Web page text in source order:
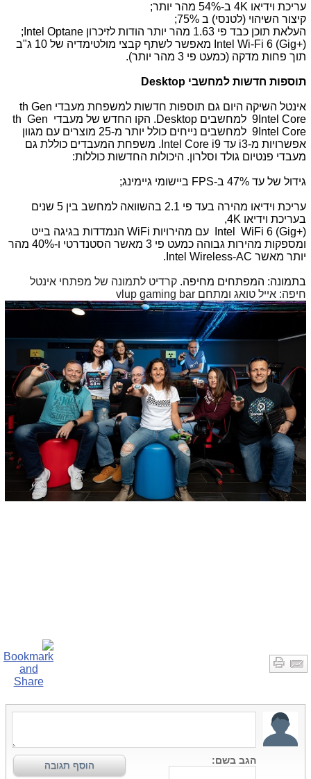
עריכת וידיאו 4K ב-54% מהר יותר
;
קיצור השיהוי (לטנסי) ב 75%
;
העלאת תוכן כבד פי 1.63 מהר יותר הודות לזיכרון
;Intel Optane
Intel Wi-Fi 6 (Gig+)
מאפשר לשתף קבצי מולטימדיה של 10 ג"ב
תוך פחות מדקה (כמעט פי 3 מהר יותר).
תוספות חדשות למחשבי Desktop
אינטל השיקה היום גם תוספות חדשות למשפחת מעבדי th Gen
Intel Core 9 למחשבים Desktop. הקו החדש של מעבדי th Gen
Intel Core
9 למחשבים נייחים כולל יותר מ-25 מוצרים עם מגוון
אפשרויות מ-i3 עד Intel Core i9 . משפחת המעבדים כוללת גם
מעבדי פנטיום גולד וסלרון. היכולות החדשות כוללות:
גידול של עד 47% ב- FPS ביישומי גיימינג;
עריכת וידיאו מהירה בעד פי 2.1 בהשוואה למחשב בין 5 שנים
בעריכת וידיאו 4K,
Intel WiFi 6 (Gig+)
עם מהירויות WiFi הנמדדות בגיגה בייט
ומספקות מהירות גבוהה כמעט פי 3 מאשר הסטנדרטי ו-40% מהר
יותר מאשר Intel Wireless-AC
.
בתמונה: המפתחים מחיפה. קרדיט לתמונה של מפתחי אינטל
חיפה: אייל טואג ומתחם vlup gaming bar